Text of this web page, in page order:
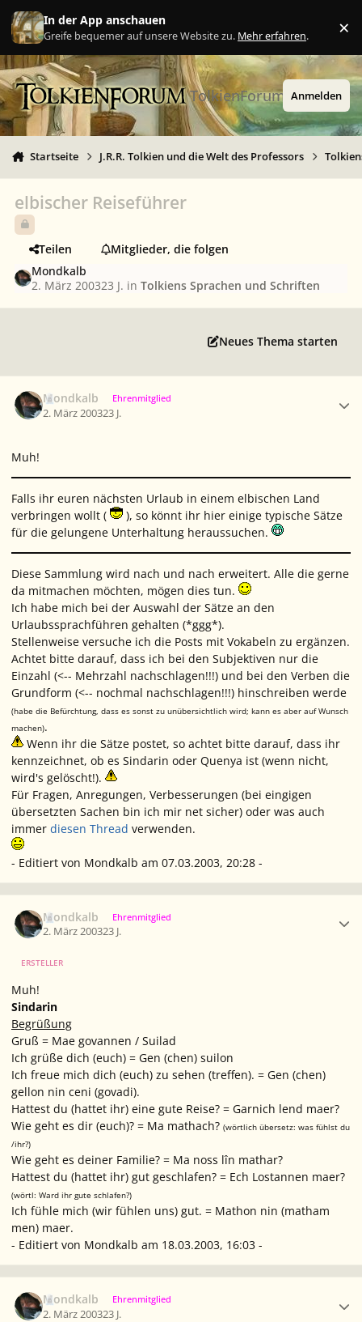
Zu Inhalt springen
In der App anschauen
Greife bequemer auf unsere Website zu. Mehr erfahren. ×
TolkienForum Anmelden
Startseite J.R.R. Tolkien und die Welt des Professors
elbischer Reiseführer
Teilen
Mitglieder, die folgen
Mondkalb
2. März 200323 J. inTolkiens Sprachen und Schriften
Neues Thema starten
Mondkalb Ehrenmitglied
2. März 200323 J.
Muh!
Falls ihr euren nächsten Urlaub in einem elbischen Land
verbringen wollt (
), so könnt ihr hier einige typische Sätze
für die gelungene Unterhaltung heraussuchen.
Diese Sammlung wird nach und nach erweitert. Alle die gerne
da mitmachen möchten, mögen dies tun.
Ich habe mich bei der Auswahl der Sätze an den
Urlaubssprachführen gehalten (*ggg*).
Stellenweise versuche ich die Posts mit Vokabeln zu ergänzen.
Achtet bitte darauf, dass ich bei den Subjektiven nur die
Einzahl (<-- Mehrzahl nachschlagen!!!) und bei den Verben die
Grundform (<-- nochmal nachschlagen!!!) hinschreiben werde
(habe die Befürchtung, dass es sonst zu unübersichtlich wird; kann es aber auf Wunsch
machen).
Wenn ihr die Sätze postet, so achtet bitte darauf, dass ihr
kennzeichnet, ob es Sindarin oder Quenya ist (wenn nicht,
wird's gelöscht!).
Für Fragen, Anregungen, Verbesserungen (bei eingigen
übersetzten Sachen bin ich mir net sicher) oder was auch
immer diesen Thread verwenden.
- Editiert von Mondkalb am 07.03.2003, 20:28 -
Mondkalb Ehrenmitglied
2. März 200323 J.
ERSTELLER
Muh!
Sindarin
Begrüßung
Gruß = Mae govannen / Suilad
Ich grüße dich (euch) = Gen (chen) suilon
Ich freue mich dich (euch) zu sehen (treffen). = Gen (chen)
gellon nin ceni (govadi).
Hattest du (hattet ihr) eine gute Reise? = Garnich lend maer?
Wie geht es dir (euch)? = Ma mathach? (wörtlich übersetz: was fühlst du
/ihr?)
Wie geht es deiner Familie? = Ma noss lîn mathar?
Hattest du (hattet ihr) gut geschlafen? = Ech Lostannen maer?
(wörtl: Ward ihr gute schlafen?)
Ich fühle mich (wir fühlen uns) gut. = Mathon nin (matham
men) maer.
- Editiert von Mondkalb am 18.03.2003, 16:03 -
Mondkalb Ehrenmitglied
2. März 200323 J.